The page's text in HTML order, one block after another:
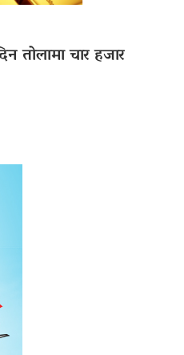
तोलामा चार हजार